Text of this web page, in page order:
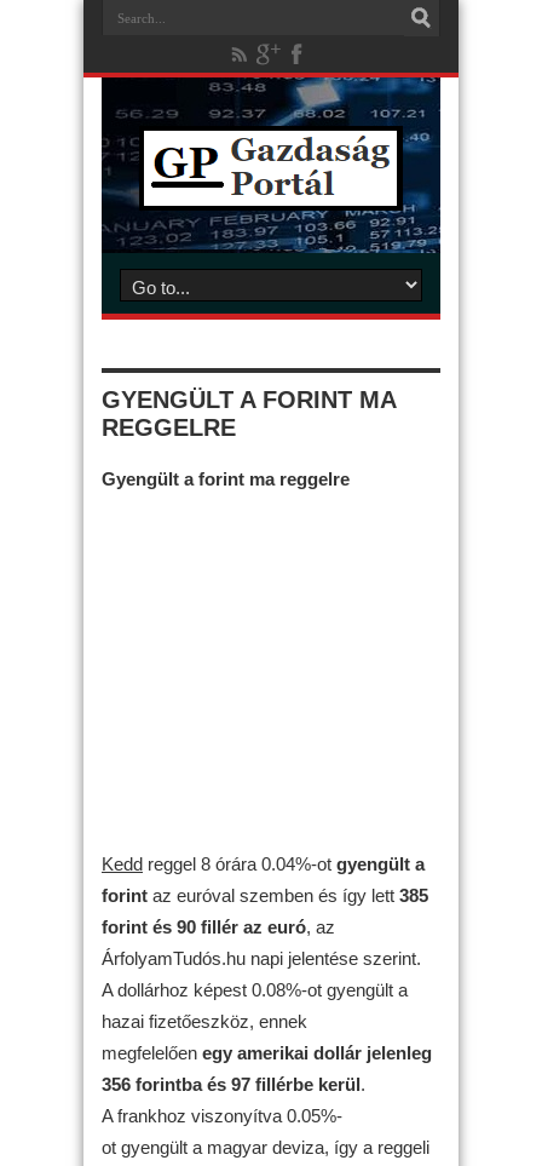
GYENGÜLT A FORINT MA
REGGELRE
Gyengült a forint ma reggelre
Kedd reggel 8 órára 0.04%-ot gyengült a
forint az euróval szemben és így lett 385
forint és 90 fillér az euró, az
ÁrfolyamTudós.hu napi jelentése szerint.
A dollárhoz képest 0.08%-ot gyengült a
hazai fizetőeszköz, ennek
megfelelően egy amerikai dollár jelenleg
356 forintba és 97 fillérbe kerül.
A frankhoz viszonyítva 0.05%-
ot gyengült a magyar deviza, így a reggeli